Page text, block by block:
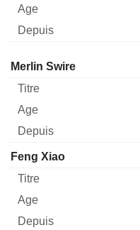
Administrateur
Merlin Swire
Feng Xiao